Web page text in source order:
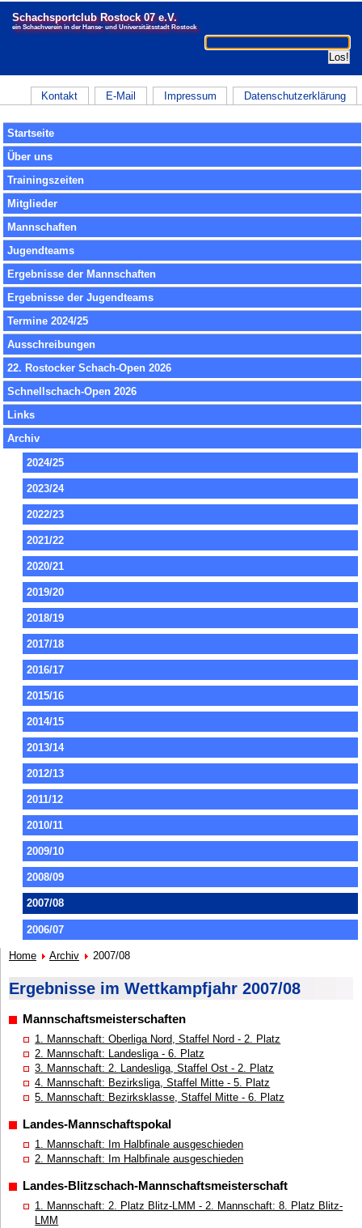
Schachsportclub Rostock 07 e.V.
ein Schachverein in der Hanse- und Universitätsstadt Rostock
Kontakt E-Mail Impressum Datenschutzerklärung
Startseite
Über uns
Trainingszeiten
Mitglieder
Mannschaften
Jugendteams
Ergebnisse der Mannschaften
Ergebnisse der Jugendteams
Termine 2024/25
Ausschreibungen
22. Rostocker Schach-Open 2026
Schnellschach-Open 2026
Links
Archiv
2024/25
2023/24
2022/23
2021/22
2020/21
2019/20
2018/19
2017/18
2016/17
2015/16
2014/15
2013/14
2012/13
2011/12
2010/11
2009/10
2008/09
2007/08
2006/07
Home Archiv 2007/08
Ergebnisse im Wettkampfjahr 2007/08
Mannschaftsmeisterschaften
1. Mannschaft: Oberliga Nord, Staffel Nord - 2. Platz
2. Mannschaft: Landesliga - 6. Platz
3. Mannschaft: 2. Landesliga, Staffel Ost - 2. Platz
4. Mannschaft: Bezirksliga, Staffel Mitte - 5. Platz
5. Mannschaft: Bezirksklasse, Staffel Mitte - 6. Platz
Landes-Mannschaftspokal
1. Mannschaft: Im Halbfinale ausgeschieden
2. Mannschaft: Im Halbfinale ausgeschieden
Landes-Blitzschach-Mannschaftsmeisterschaft
1. Mannschaft: 2. Platz Blitz-LMM - 2. Mannschaft: 8. Platz Blitz-
LMM